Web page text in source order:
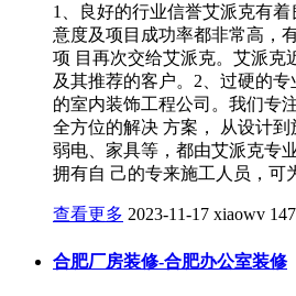
1、良好的行业信誉艾派克有
意度及项目成功率都非常高，
项 目再次交给艾派克。艾派克
及其推荐的客户。2、过硬的
的室内装饰工程公司。我们专
全方位的解决 方案， 从设计
弱电、家具等，都由艾派克专
拥有自 己的专来施工人员，可
查看更多 2023-11-17 xiaowv 147
合肥厂房装修-合肥办公室装修